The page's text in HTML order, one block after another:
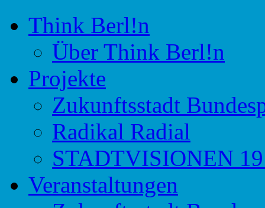
Think Berl!n
Initiative für Stadtdiskurs
Think Berl!n
Über Think Berl!n
Projekte
Zukunftsstadt
Radikal Radial
STADTVISIONEN
Veranstaltungen